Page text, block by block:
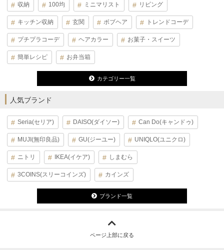
収納 100均 ミニマリスト リビング
キッチン収納 玄関 ボブヘア トレンドコーデ
プチプラコーデ ヘアカラー お菓子・スイーツ
簡単レシピ お弁当箱
カテゴリー一覧
人気ブランド
Seria(セリア) DAISO(ダイソー) Can Do(キャンドゥ)
MUJI(無印良品) GU(ジーユー) UNIQLO(ユニクロ)
ニトリ IKEA(イケア) しまむら
3COINS(スリーコインズ) カインズ
ブランド一覧
ページ上部に戻る